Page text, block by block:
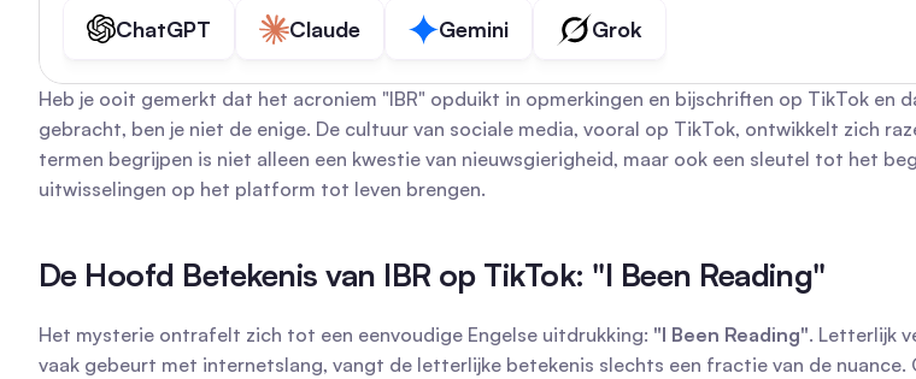
ChatGPT
Claude Gemini Grok
Heb je ooit gemerkt dat het acroniem "IBR" opduikt in opmerkingen en bijschriften op TikTok en
gebracht, ben je niet de enige. De cultuur van sociale media, vooral op TikTok, ontwikkelt zich
termen begrijpen is niet alleen een kwestie van nieuwsgierigheid, maar ook een sleutel tot het
uitwisselingen op het platform tot leven brengen.
De Hoofd Betekenis van IBR op TikTok: "I Been Reading"
Het mysterie ontrafelt zich tot een eenvoudige Engelse uitdrukking: "I Been Reading". Letterlijk
vaak gebeurt met internetslang, vangt de letterlijke betekenis slechts een fractie van de nuance.